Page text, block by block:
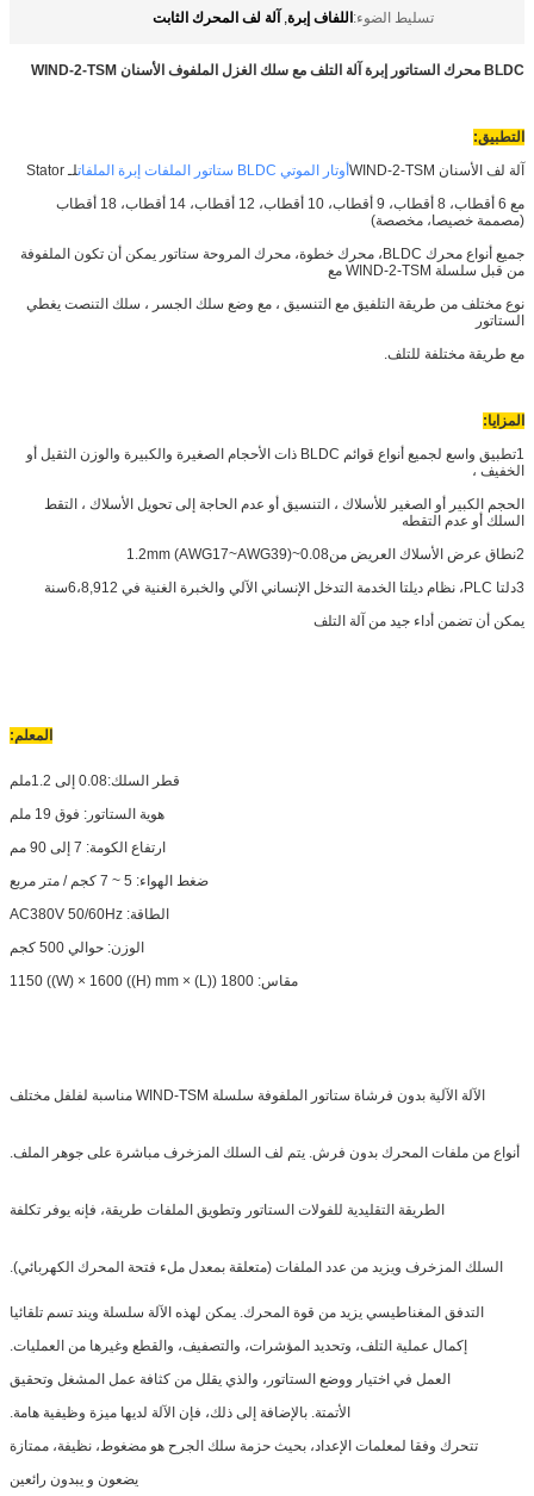
تسليط الضوء:اللفاف إبرة, آلة لف المحرك الثابت
BLDC محرك الستاتور إبرة آلة التلف مع سلك الغزل الملفوف الأسنان WIND-2-TSM
التطبيق:
آلة لف الأسنان WIND-2-TSM
أوتار الموتي BLDC ستاتور الملفات إبرة الملفات
لـ Stator
مع 6 أقطاب، 8 أقطاب، 9 أقطاب، 10 أقطاب، 12 أقطاب، 14 أقطاب، 18 أقطاب
(مصممة خصيصا، مخصصة)
جميع أنواع محرك BLDC، محرك خطوة، محرك المروحة ستاتور يمكن أن تكون الملفوفة
من قبل سلسلة WIND-2-TSM مع
نوع مختلف من طريقة التلفيق مع التنسيق ، مع وضع سلك الجسر ، سلك التنصت يغطي
الستاتور
مع طريقة مختلفة للتلف.
المزايا:
1تطبيق واسع لجميع أنواع قوائم BLDC ذات الأحجام الصغيرة والكبيرة والوزن الثقيل أو
الخفيف ،
الحجم الكبير أو الصغير للأسلاك ، التنسيق أو عدم الحاجة إلى تحويل الأسلاك ، التقط
السلك أو عدم التقطه
2نطاق عرض الأسلاك العريض من
0.08~1.2mm (AWG17~AWG39)
3دلتا PLC، نظام ديلتا الخدمة التدخل الإنساني الآلي والخبرة الغنية في 6،8,912سنة
يمكن أن تضمن أداء جيد من آلة التلف
المعلم:
قطر السلك:0.08 إلى 1.2ملم
هوية الستاتور: فوق 19 ملم
ارتفاع الكومة: 7 إلى 90 مم
ضغط الهواء: 5 ~ 7 كجم / متر مربع
الطاقة: AC380V 50/60Hz
الوزن: حوالي 500 كجم
مقاس: 1800 ((L) × 1150 ((W) × 1600 ((H) mm
الآلة الآلية بدون فرشاة ستاتور الملفوفة سلسلة WIND-TSM مناسبة لفلفل مختلف
أنواع من ملفات المحرك بدون فرش. يتم لف السلك المزخرف مباشرة على جوهر الملف.
الطريقة التقليدية للفولات الستاتور وتطويق الملفات طريقة، فإنه يوفر تكلفة
السلك المزخرف ويزيد من عدد الملفات (متعلقة بمعدل ملء فتحة المحرك الكهربائي).
التدفق المغناطيسي يزيد من قوة المحرك. يمكن لهذه الآلة سلسلة ويند تسم تلقائيا
إكمال عملية التلف، وتحديد المؤشرات، والتصفيف، والقطع وغيرها من العمليات.
العمل في اختيار ووضع الستاتور، والذي يقلل من كثافة عمل المشغل وتحقيق
الأتمتة. بالإضافة إلى ذلك، فإن الآلة لديها ميزة وظيفية هامة.
تتحرك وفقا لمعلمات الإعداد، بحيث حزمة سلك الجرح هو مضغوط، نظيفة، ممتازة
يضعون و يبدون رائعين